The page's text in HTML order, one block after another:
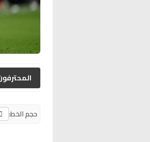
حجم الخط: